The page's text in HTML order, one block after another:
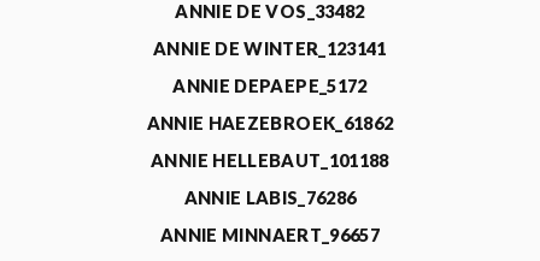
ANNIE DE VOS_33482
ANNIE DE WINTER_123141
ANNIE DEPAEPE_5172
ANNIE HAEZEBROEK_61862
ANNIE HELLEBAUT_101188
ANNIE LABIS_76286
ANNIE MINNAERT_96657